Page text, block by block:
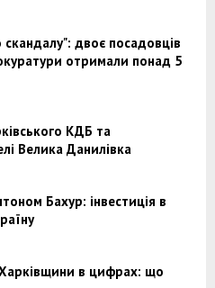
двоє посадовців
отримали понад 5
КДБ та
Велика Данилівка
Бахур: інвестиція в
Харківщини в цифрах: що